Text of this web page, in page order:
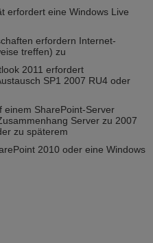
erfordert eine Windows Live
erfordern Internet-
treffen) zu
2011 erfordert
SP1 2007 RU4 oder
einem SharePoint-Server
Server zu 2007
zu späterem
2010 oder eine Windows